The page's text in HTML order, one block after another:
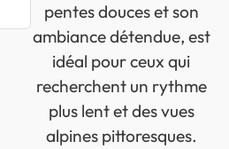
pentes douces et son
ambiance détendue, est
idéal pour ceux qui
recherchent un rythme
plus lent et des vues
alpines pittoresques.